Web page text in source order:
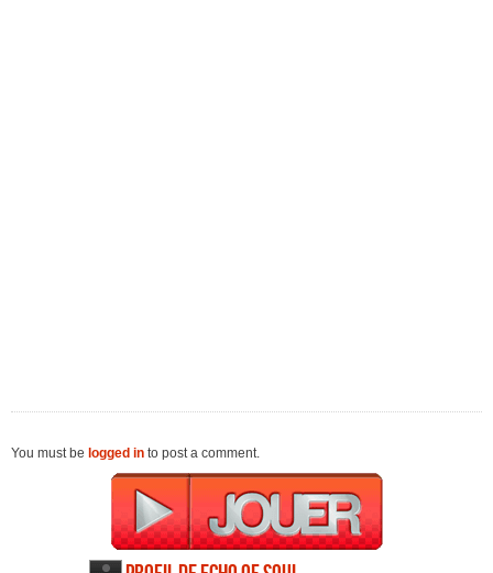
You must be logged in to post a comment.